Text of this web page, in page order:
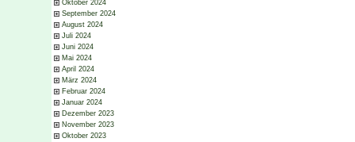
Oktober 2024
September 2024
August 2024
Juli 2024
Juni 2024
Mai 2024
April 2024
März 2024
Februar 2024
Januar 2024
Dezember 2023
November 2023
Oktober 2023